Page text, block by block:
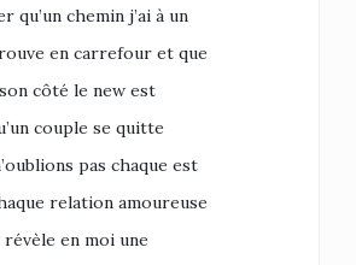
qu’un chemin j’ai à un
en carrefour et que
côté le new est
couple se quitte
pas chaque est
relation amoureuse
en moi une